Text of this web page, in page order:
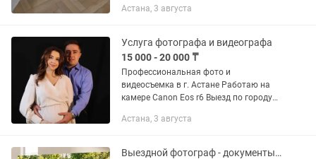
квартиры до офиса ✔
подложки и...
Астана, 3 августа
Услуга фотографа и видеографа
15 000 - 20 000 ₸
Профессиональная фото и
видеосъемка в г. Астане Работаю на
камере Canon Eos r6 Выезд по городу
роддома -Студийные индивидуальные
съемка...
Астана, 3 августа
Выездной фотограф - документы, визы и семейные фотографии